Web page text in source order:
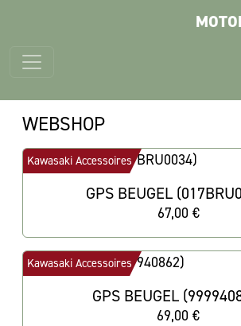
WEBSHOP
Kawasaki Accessoires
GPS BEUGEL
67,00 €
Kawasaki Accessoires
GPS BEUGEL
69,00 €